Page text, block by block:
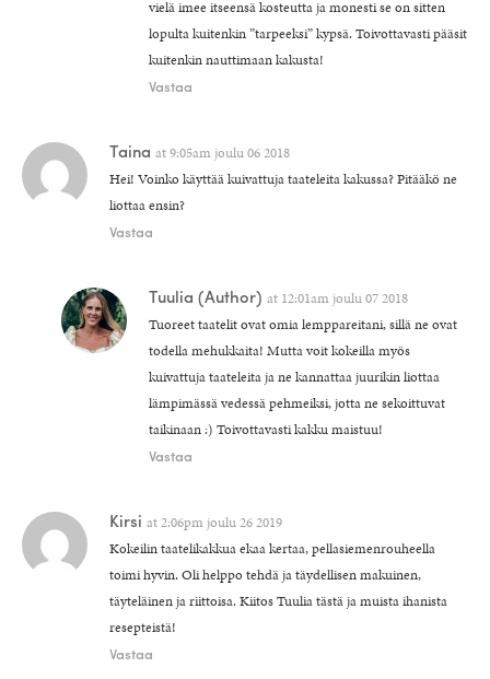
vielä imee itseensä kosteutta ja monesti se on sitten
lopulta kuitenkin ”tarpeeksi” kypsä. Toivottavasti pääsit
kuitenkin nauttimaan kakusta!
Vastaa
Taina at9:05am joulu 06 2018
Hei! Voinko käyttää kuivattuja taateleita kakussa? Pitääkö ne
liottaa ensin?
Vastaa
Tuulia (Author) at 12:01am joulu 07 2018
Tuoreet taatelit ovat omia lemppareitani, sillä ne ovat
todella mehukkaita! Mutta voit kokeilla myös
kuivattuja taateleita ja ne kannattaa juurikin liottaa
lämpimässä vedessä pehmeiksi, jotta ne sekoittuvat
taikinaan :) Toivottavasti kakku maistuu!
Vastaa
Kirsi at2:06pm joulu 26 2019
Kokeilin taatelikakkua ekaa kertaa, pellasiemenrouheella
toimi hyvin. Oli helppo tehdä ja täydellisen makuinen,
täyteläinen ja riittoisa. Kiitos Tuulia tästä ja muista ihanista
resepteistä!
Vastaa